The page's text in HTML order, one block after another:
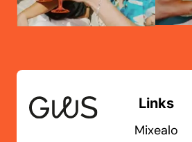
Links
Mixealo